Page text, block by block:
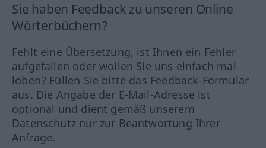
Sie haben Feedback zu unseren Online
Wörterbüchern?
Fehlt eine Übersetzung, ist Ihnen ein Fehler
aufgefallen oder wollen Sie uns einfach mal
loben? Füllen Sie bitte das Feedback-Formular
aus. Die Angabe der E-Mail-Adresse ist
optional und dient gemäß unserem
Datenschutz nur zur Beantwortung Ihrer
Anfrage.